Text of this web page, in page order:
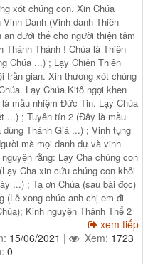
xót chúng con. Xin Chúa
Danh (Vinh danh Thiên
dưới thế cho người thiện tâm
Thánh Thánh ! Chúa là Thiên
Chúa ...) ; Lạy Chiên Thiên
trần gian. Xin thương xót chúng
Lạy Chúa Kitô ngợi khen
mầu nhiệm Đức Tin. Lạy Chúa
...) ; Tuyên tín 2 (Đây là mầu
Thánh Giá ...) ; Vinh tụng
mà mọi danh dự và vinh
rằng: Lạy Cha chúng con
Cha xin cứu chúng con khỏi
...) ; Tạ ơn Chúa (sau bài đọc)
(Lễ xong chúc anh chị em đi
Kinh nguyện Thánh Thể 2
xem tiếp
15/06/2021 | Xem: 1723
0